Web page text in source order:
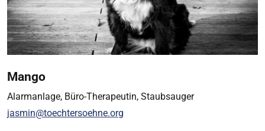
Mango
Alarmanlage, Büro-Therapeutin, Staubsauger
jasmin@toechtersoehne.org